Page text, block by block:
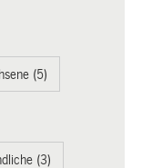
(5)
(3)